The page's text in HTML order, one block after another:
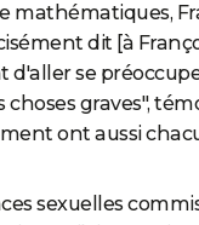
mathématiques,
dit [à
se
choses graves",
ont aussi
sexuelles